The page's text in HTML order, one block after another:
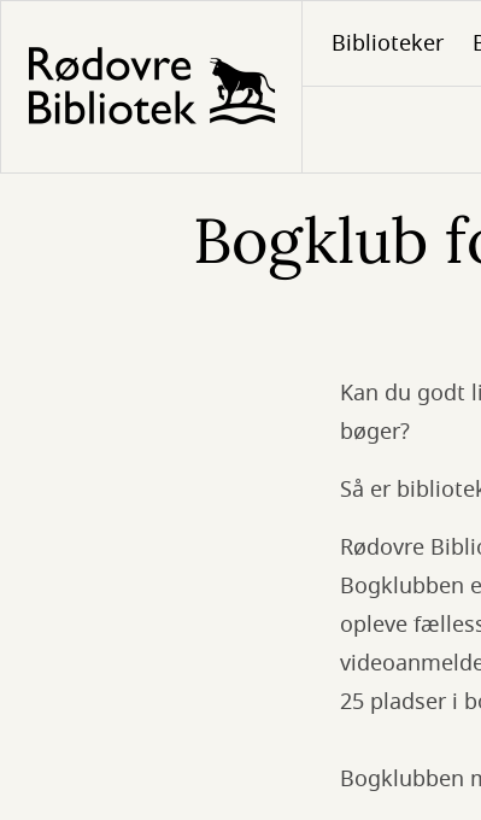
hovedindhold
Biblioteker
Bogklub
Kan du godt
bøger?
Så er
Rødovre
Bogklubben
opleve
25 pladser i
Bogklubben